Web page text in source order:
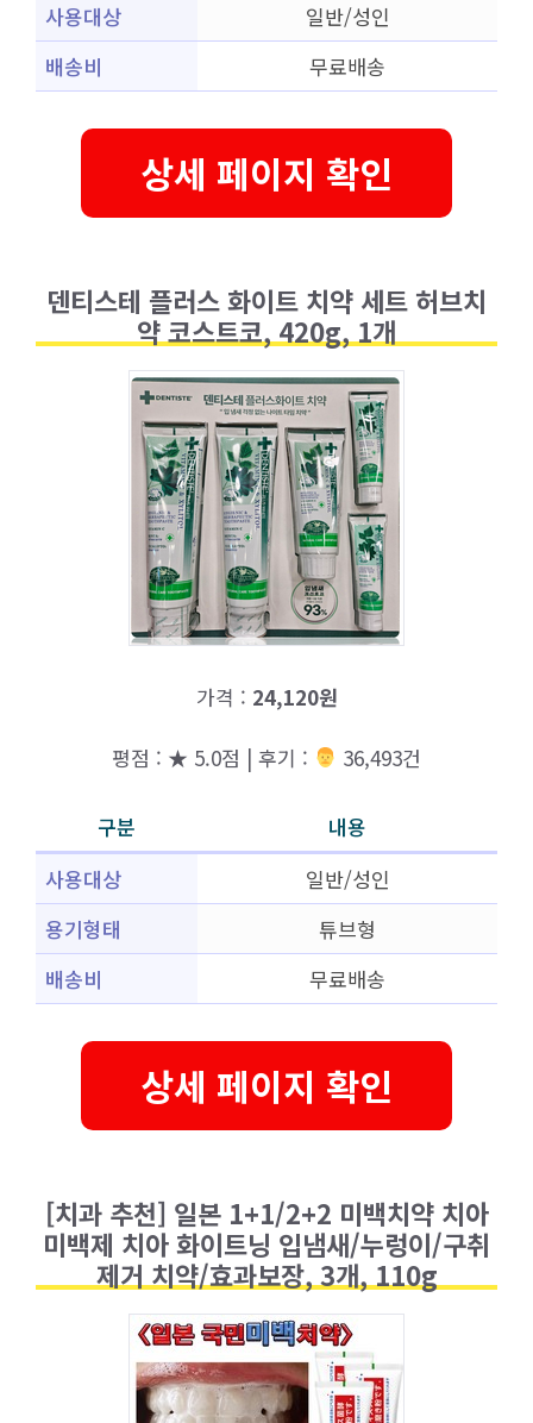
사용대상
일반/성인
배송비
무료배송
상세 페이지 확인
덴티스테 플러스 화이트 치약 세트 허브치
약 코스트코, 420g, 1개
가격 : 24,120원
평점 : ★ 5.0점 | 후기 : ‍‍ 36,493건
구분
내용
사용대상
일반/성인
용기형태
튜브형
배송비
무료배송
상세 페이지 확인
[치과 추천] 일본 1+1/2+2 미백치약 치아
미백제 치아 화이트닝 입냄새/누렁이/구취
제거 치약/효과보장, 3개, 110g